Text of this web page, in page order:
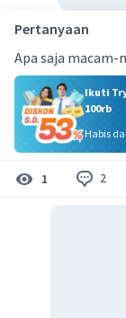
Pertanyaan
Apa saja macam-
Ikuti
100rb
Habis
1 2